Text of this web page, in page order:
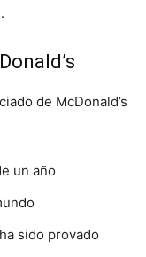
de McDonald’s
un año
sido provado